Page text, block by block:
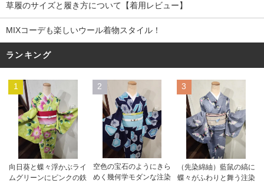
草履のサイズと履き方について【着用レビュー】
MIXコーデも楽しいウール着物スタイル！
ランキング
1
向日葵と蝶々浮かぶライ
ムグリーンにピンクの鉄
2
空色の宝石のようにきら
めく幾何学モダンな注染
3
（先染綿紬）藍鼠の縞に
蝶々がふわりと舞う注染